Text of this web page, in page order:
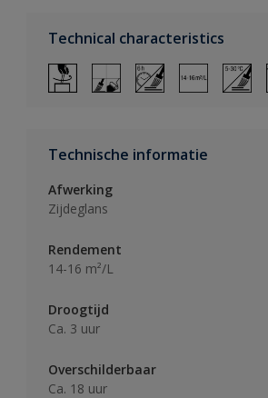
Technical characteristics
Technische informatie
Afwerking
Zijdeglans
Rendement
14-16 m²/L
Droogtijd
Ca. 3 uur
Overschilderbaar
Ca. 18 uur